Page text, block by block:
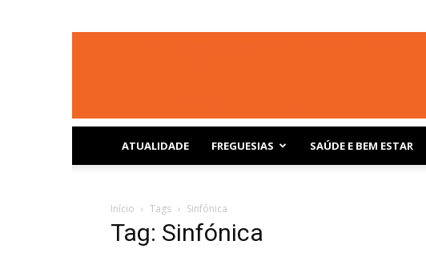
ATUALIDADE FREGUESIAS SAÚDE E BEM ESTAR
Início Tags Sinfónica
Tag: Sinfónica